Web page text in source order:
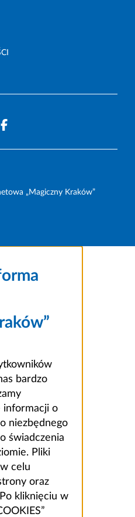
„Magiczny Kraków”
bardzo
informacji o
niezbędnego
świadczenia
Pliki
celu
oraz
kliknięciu w